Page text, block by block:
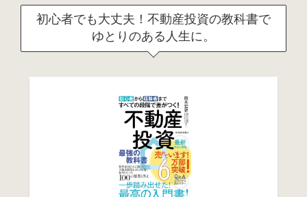
初心者でも大丈夫！不動産投資の教科書で
ゆとりのある人生に。